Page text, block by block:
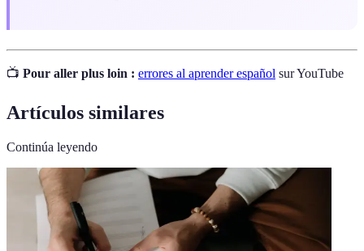
📺 Pour aller plus loin : errores al aprender español sur YouTube
Artículos similares
Continúa leyendo